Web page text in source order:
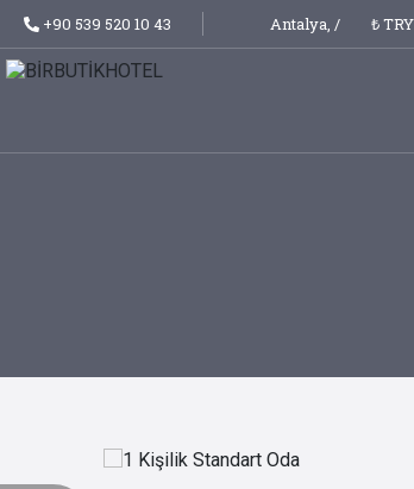
+90 539 520 10 43 Antalya, / ₺ TRY